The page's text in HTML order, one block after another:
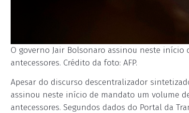
O governo Jair Bolsonaro assinou neste
antecessores. Crédito da foto: AFP.
Apesar do discurso descentralizador
assinou neste início de mandato um volume
antecessores. Segundos dados do Portal da